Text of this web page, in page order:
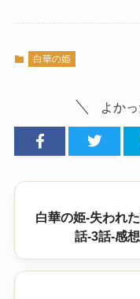
白華の姫
よか
白華の姫-失われ
話-3話-感